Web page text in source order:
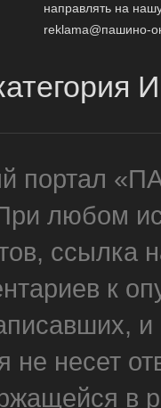
направлять на
reklama@пашино-
портал
любом
к
не несет
в